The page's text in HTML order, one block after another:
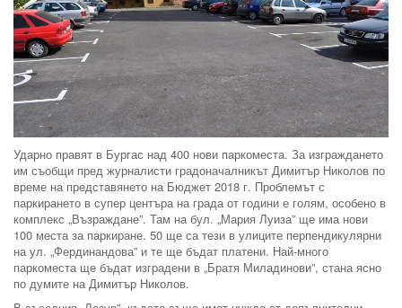
Ударно правят в Бургас над 400 нови паркоместа. За изграждането
им съобщи пред журналисти градоначалникът Димитър Николов по
време на представянето на Бюджет 2018 г. Проблемът с
паркирането в супер центъра на града от години е голям, особено в
комплекс „Възраждане”. Там на бул. „Мария Луиза” ще има нови
100 места за паркиране. 50 ще са тези в улиците перпендикулярни
на ул. „Фердинандова” и те ще бъдат платени. Най-много
паркоместа ще бъдат изградени в „Братя Миладинови”, стана ясно
по думите на Димитър Николов.